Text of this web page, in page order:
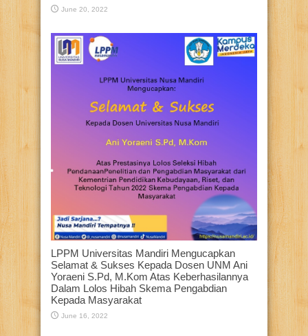
June 20, 2022
LPPM Universitas Mandiri Mengucapkan
Selamat & Sukses Kepada Dosen UNM Ani
Yoraeni S.Pd, M.Kom Atas Keberhasilannya
Dalam Lolos Hibah Skema Pengabdian
Kepada Masyarakat
June 16, 2022